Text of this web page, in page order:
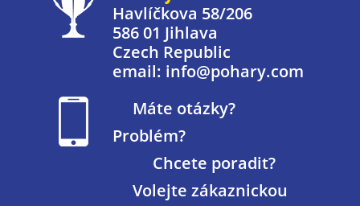
Havlíčkova 58/206
586 01 Jihlava
Czech Republic
email: info@pohary.com
Máte otázky?
Problém?
Chcete poradit?
Volejte zákaznickou